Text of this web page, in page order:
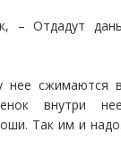
– Отдадут
нее сжимаются
внутри
Так им и